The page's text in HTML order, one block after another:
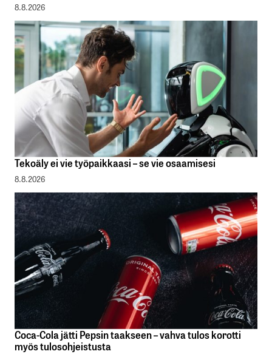
8.8.2026
Tekoäly ei vie työpaikkaasi – se vie osaamisesi
8.8.2026
Coca-Cola jätti Pepsin taakseen – vahva tulos korotti
myös tulosohjeistusta